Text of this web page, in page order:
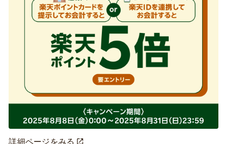
詳細ページをみる